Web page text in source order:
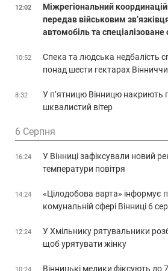
12:02
Міжрегіональний
передав військовим
автомобіль та
10:52
Спека та людська недбалість
понад шести гектарах
8:32
У п’ятницю Вінницю накриють
шквалистий вітер
6 Серпня
16:24
У Вінниці зафіксували новий
температури повітря
14:24
«Цілодобова варта» інформує
комунальній сфері Вінниці 6
12:24
У Хмільнику рятувальники
щоб урятувати жінку
Вінницькі медики фіксують до